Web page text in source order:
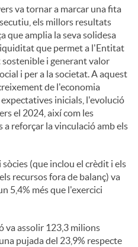
va tornar a marcar una fita
els millors resultats
que amplia la seva solidesa
que permet a l'Entitat
i generant valor
i per a la societat. A aquest
de l'economia
inicials, l'evolució
el 2024, així com les
reforçar la vinculació amb els
(que inclou el crèdit i els
recursos fora de balanç) va
5,4% més que l'exercici
va assolir 123,3 milions
pujada del 23,9% respecte